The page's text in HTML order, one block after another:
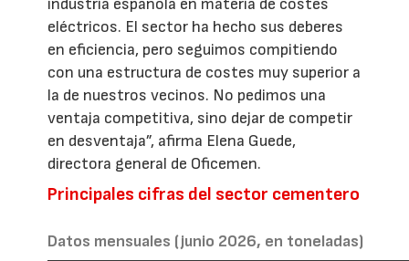
eléctricos. El sector ha hecho sus deberes
en eficiencia, pero seguimos compitiendo
con una estructura de costes muy superior a
la de nuestros vecinos. No pedimos una
ventaja competitiva, sino dejar de competir
en desventaja”, afirma Elena Guede,
directora general de Oficemen.
Principales cifras del sector cementero
Datos mensuales (junio 2026, en toneladas)